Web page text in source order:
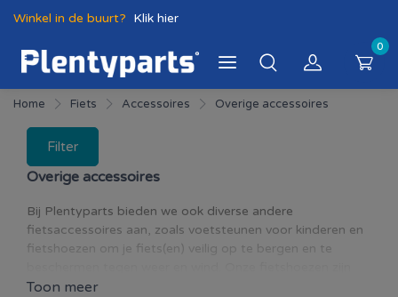
Winkel in de buurt? Klik hier
0
Home Fiets Accessoires Overige accessoires
Filter
Overige accessoires
Bij Plentyparts bieden we ook diverse andere
fietsaccessoires aan, zoals voetsteunen voor kinderen en
fietshoezen om je fiets(en) veilig op te bergen en te
geschikt voor één of twee fietsen. Onze voetsteunen zijn
Toon meer